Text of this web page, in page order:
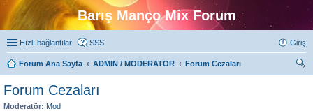
Barış Manço Mix Forum
Hızlı bağlantılar SSS Giriş
Forum Ana Sayfa ADMIN / MODERATOR
Forum Cezaları
Forum Cezaları
Moderatör: Mod